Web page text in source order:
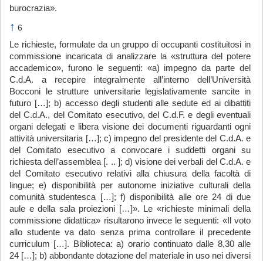
burocrazia».
↑ 6
Le richieste, formulate da un gruppo di occupanti costituitosi in
commissione incaricata di analizzare la «struttura del potere
accademico», furono le seguenti: «a) impegno da parte del
C.d.A. a recepire integralmente all’interno dell’Università
Bocconi le strutture universitarie legislativamente sancite in
futuro […]; b) accesso degli studenti alle sedute ed ai dibattiti
del C.d.A., del Comitato esecutivo, del C.d.F. e degli eventuali
organi delegati e libera visione dei documenti riguardanti ogni
attività universitaria […]; c) impegno del presidente del C.d.A. e
del Comitato esecutivo a convocare i suddetti organi su
richiesta dell’assemblea [. .. ]; d) visione dei verbali del C.d.A. e
del Comitato esecutivo relativi alla chiusura della facoltà di
lingue; e) disponibilità per autonome iniziative culturali della
comunità studentesca […]; f) disponibilità alle ore 24 di due
aule e della sala proiezioni […]». Le «richieste minimali della
commissione didattica» risultarono invece le seguenti: «Il voto
allo studente va dato senza prima controllare il precedente
curriculum […]. Biblioteca: a) orario continuato dalle 8,30 alle
24 […]; b) abbondante dotazione del materiale in uso nei diversi